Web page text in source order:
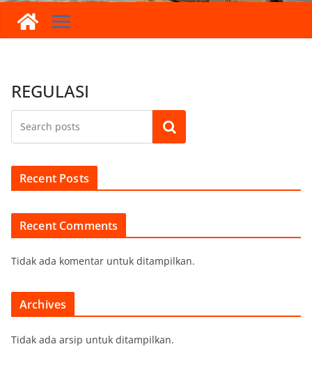
REGULASI
Cari
Recent Posts
Recent Comments
Tidak ada komentar untuk ditampilkan.
Archives
Tidak ada arsip untuk ditampilkan.